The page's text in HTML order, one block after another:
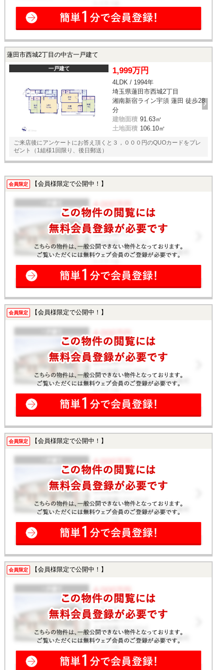
蓮田市西城2丁目の中古一戸建て
一戸建て 1,999万円
4LDK / 1994年
埼玉県蓮田市西城2丁目
湘南新宿ライン宇須 蓮田 徒歩28
分
建物面積 91.63㎡
土地面積 106.10㎡
ご来店後にアンケートにお答え頂くと３，０００円のQUOカードをプレ
ゼント（1組様1回限り、後日郵送）
会員限定 【会員様限定で公開中！】
会員限定 【会員様限定で公開中！】
会員限定 【会員様限定で公開中！】
会員限定 【会員様限定で公開中！】